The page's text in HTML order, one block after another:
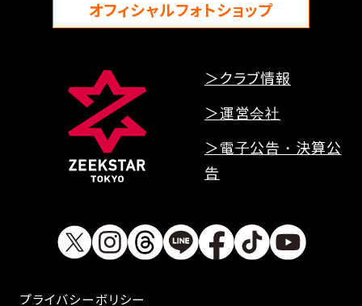
オフィシャルフォトショップ
＞クラブ情報
＞運営会社
＞電子公告・決算公
告
プライバシーボリシー